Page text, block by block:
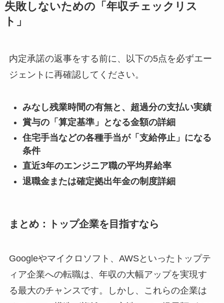
失敗しないための「年収チェックリス
ト」
内定承諾の返事をする前に、以下の5点を必ずエー
ジェントに再確認してください。
みなし残業時間の有無と、超過分の支払い実績
賞与の「算定基準」となる金額の詳細
住宅手当などの各種手当が「支給停止」になる
条件
直近3年のエンジニア職の平均昇給率
退職金または確定拠出年金の制度詳細
まとめ：トップ企業を目指すなら
Googleやマイクロソフト、AWSといったトップテ
ィア企業への転職は、年収の大幅アップを実現す
る最大のチャンスです。しかし、これらの企業は